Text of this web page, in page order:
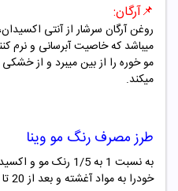
📌آرگان:
روغن آرگان سرشار از آنتی
میباشد که خاصیت آبرسانی و نرم
مو خوره را از بین میبرد و از
میکند.
طرز مصرف رنگ مو وینا
به نسبت 1 به 1/5
خودرا به مواد آغشته و بعد از 20 تا 30 دقیقه آبکشی نمایید.